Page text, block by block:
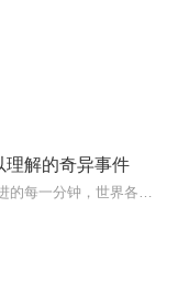
理解的奇异事件